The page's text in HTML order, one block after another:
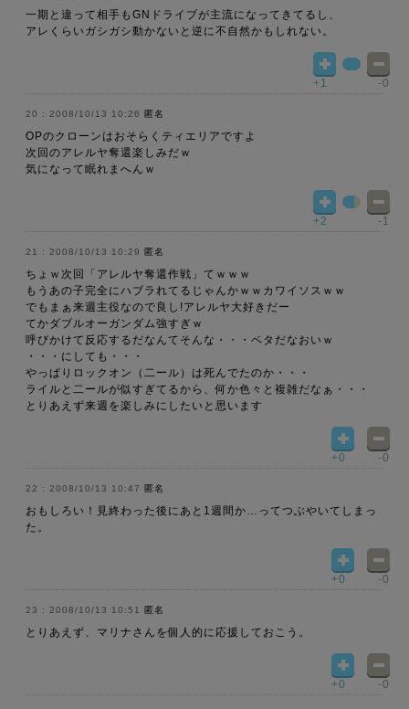
一期と違って相手もGNドライブが主流になってきてるし、
アレくらいガシガシ動かないと逆に不自然かもしれない。
+1 -0
2008/10/13 10:26 匿名
OPのクローンはおそらくティエリアですよ
次回のアレルヤ奪還楽しみだｗ
気になって眠れまへんｗ
+2 -1
2008/10/13 10:29 匿名
ちょｗ次回「アレルヤ奪還作戦」てｗｗｗ
もうあの子完全にハブラれてるじゃんかｗｗカワイソスｗｗ
でもまぁ来週主役なので良し!アレルヤ大好きだー
てかダブルオーガンダム強すぎｗ
呼びかけて反応するだなんてそんな・・・ベタだなおいｗ
・・・にしても・・・
やっぱりロックオン（二ール）は死んでたのか・・・
ライルと二ールが似すぎてるから、何か色々と複雑だなぁ・・・
とりあえず来週を楽しみにしたいと思います
+0 -0
2008/10/13 10:47 匿名
おもしろい！見終わった後にあと1週間か…ってつぶやいてしまっ
た。
+0 -0
2008/10/13 10:51 匿名
とりあえず、マリナさんを個人的に応援しておこう。
+0 -0